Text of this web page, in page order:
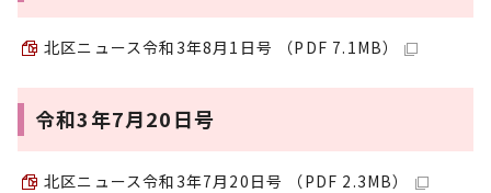
北区ニュース令和3年8月1日号 （PDF 7.1MB）
令和3年7月20日号
北区ニュース令和3年7月20日号 （PDF 2.3MB）